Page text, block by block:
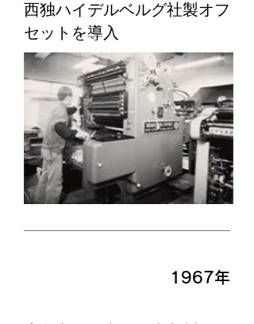
西独ハイデルベルグ社製オフ
セットを導入
1967年